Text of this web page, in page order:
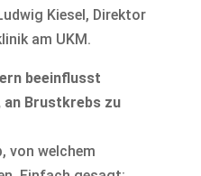
Kiesel, Direktor
am UKM.
beeinflusst
an Brustkrebs zu
von welchem